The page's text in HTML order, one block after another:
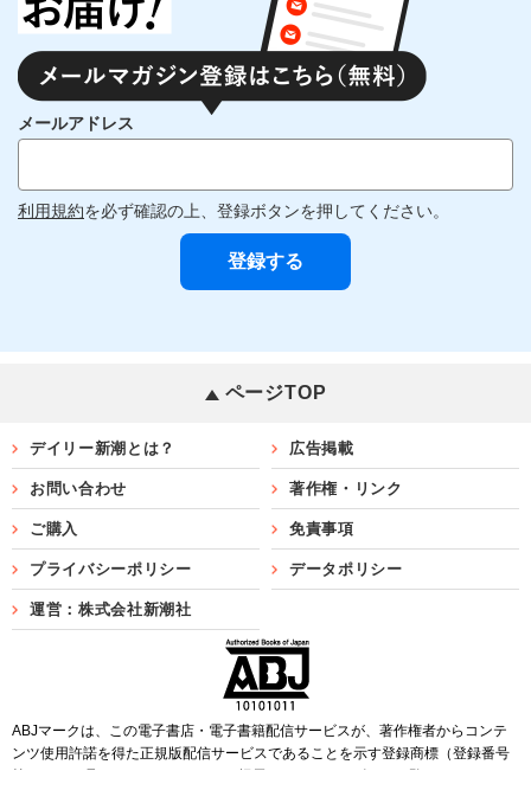
メールアドレス
利用規約を必ず確認の上、登録ボタンを押してください。
ページTOP
デイリー新潮とは？ 広告掲載
お問い合わせ 著作権・リンク
ご購入 免責事項
プライバシーポリシー データポリシー
運営：株式会社新潮社
ABJマークは、この電子書店・電子書籍配信サービスが、著作権者からコンテ
ンツ使用許諾を得た正規版配信サービスであることを示す登録商標（登録番号
第6091713号）です。ABJマークを掲示しているサービスの一覧は